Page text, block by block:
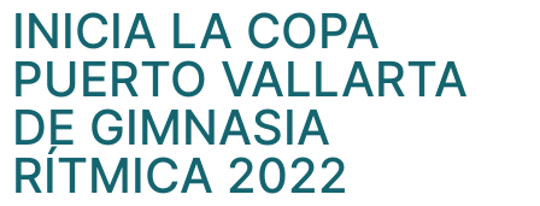
INICIA LA COPA
PUERTO VALLARTA
DE GIMNASIA
RÍTMICA 2022